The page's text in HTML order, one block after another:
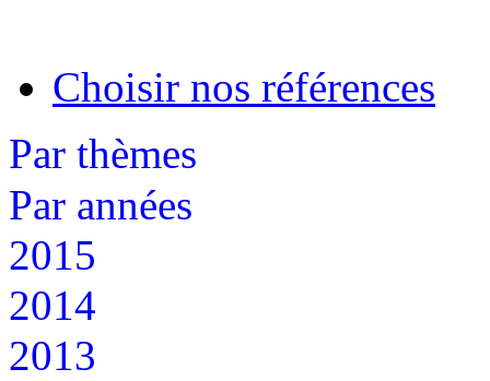
Choisir nos références
Par thèmes
Par années
2015
2014
2013